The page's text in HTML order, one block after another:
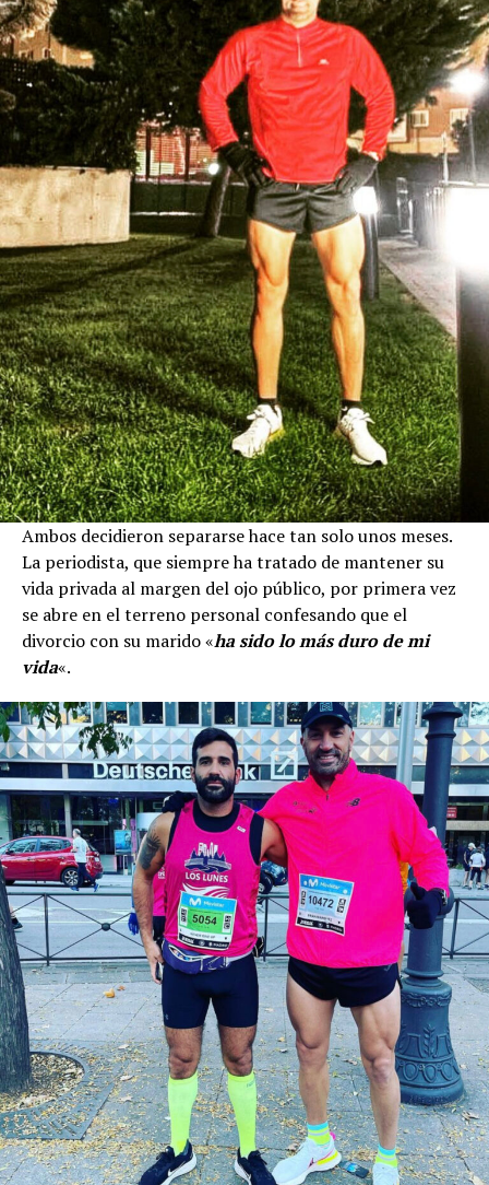
Ambos decidieron separarse hace tan solo unos meses.
La periodista, que siempre ha tratado de mantener su
vida privada al margen del ojo público, por primera vez
se abre en el terreno personal confesando que el
divorcio con su marido «ha sido lo más duro de mi
vida«.